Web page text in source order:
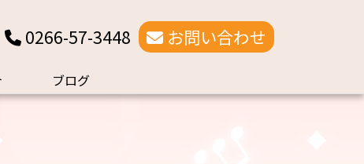
0266-57-3448 お問い合わせ
ブログ